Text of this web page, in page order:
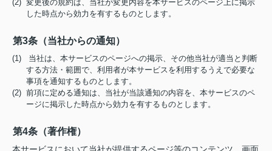
(2) 変更後の規約は、当社が変更内容を本サービスのページ上に掲示
した時点から効力を有するものとします。
第3条（当社からの通知）
(1) 当社は、本サービスのページへの掲示、その他当社が適当と判断
する方法・範囲で、利用者が本サービスを利用するうえで必要な
事項を通知するものとします。
(2) 前項に定める通知は、当社が当該通知の内容を、本サービスのペ
ージに掲示した時点から効力を有するものとします。
第4条（著作権）